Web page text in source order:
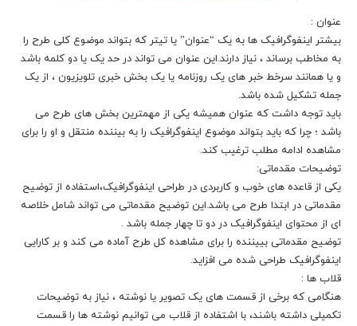
عنوان :
بیشتر اینفوگرافیک ها به یک “عنوان” یا تیتر که بتواند موضوع کلی طرح را
به مخاطب برساند ، نیاز دارند.این عنوان می تواند در حد یک یا دو کلمه باشد
و یا همانند سرخط خبر های یک روزنامه یا یک بخش خبری تلویزیون ، از یک
جمله تشکیل شده باشد.
باید توجه داشت که عنوان همیشه یکی از مهمترین بخش های طرح می
باشد ؛ چرا که باید بتواند موضوع اینفوگرافیک را به بیننده منتقل و او را برای
مشاهده ادامه مطلب ترغیب کند.
توضیحات مقدماتی:
یکی از قاعده های خوب و کاربردی در طراحی اینفوگرافیک،استفاده از توضیح
مقدماتی در ابتدا طرح می باشد.این توضیح مقدماتی می تواند شامل خلاصه
ای از محتوای اینفوگرافیک در دو تا چهار جمله باشد .
توضیح مقدماتی بییننده را برای مشاهده کل طرح آماده می کند و بر کارایی
اینفوگرافیک طراحی شده می افزاید.
قلاب ها :
هنگامی که برخی از قسمت های یک تصویر یا نوشته ، نیاز به توضیحات
تکمیلی داشته باشند، با اشتفاده از قلاب می توانیم نوشته ها را قسمت